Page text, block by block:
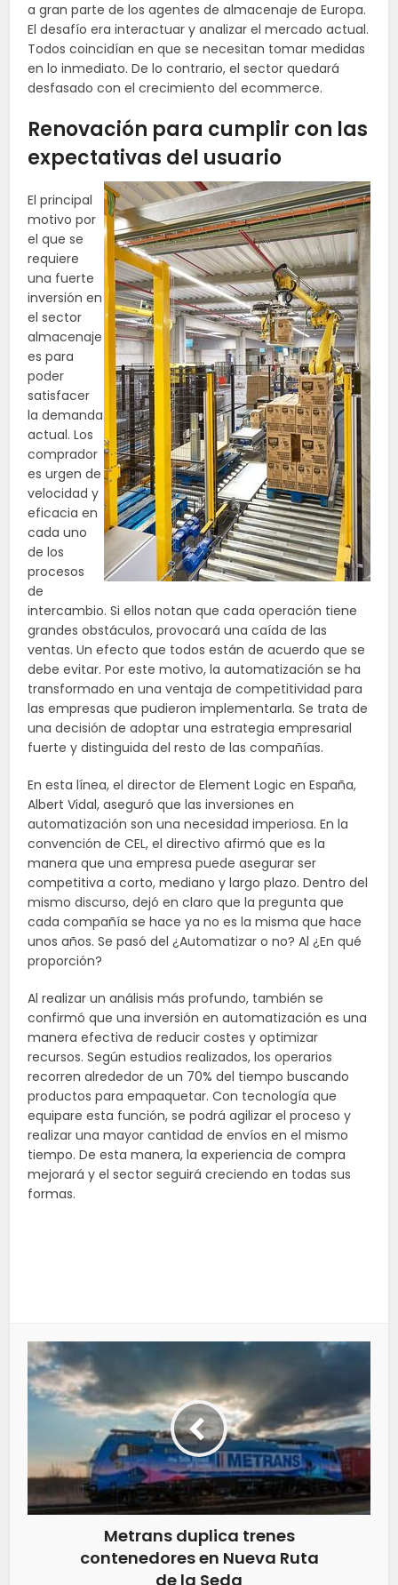
a gran parte de los agentes de almacenaje de Europa.
El desafío era interactuar y analizar el mercado actual.
Todos coincidían en que se necesitan tomar medidas
en lo inmediato. De lo contrario, el sector quedará
desfasado con el crecimiento delecommerce.
Renovación para cumplir con las
expectativas del usuario
Elprincipal
motivo por
el que se
requiere
una fuerte
inversión en
el sector
almacenaje
es para
poder
satisfacer
la demanda
actual. Los
comprador
es urgen de
velocidad y
eficacia en
cada uno
de los
procesos
de
intercambio. Si ellos notan que cada operación tiene
grandes obstáculos, provocará una caída de las
ventas. Un efecto que todos están de acuerdo que se
debe evitar. Por este motivo, la automatización se ha
transformado en una ventaja de competitividad para
las empresas que pudieron implementarla. Se trata de
una decisión de adoptar una estrategia empresarial
fuerte y distinguida del resto de las compañías.
En esta línea, el director deElement Logic en España,
Albert Vidal, aseguró que las inversiones en
automatización son una necesidad imperiosa. En la
convención de CEL, el directivo afirmó que es la
manera que una empresa puede asegurar ser
competitiva a corto, mediano y largo plazo. Dentro del
mismo discurso, dejó en claro que la pregunta que
cada compañía se hace ya no es la misma que hace
unos años. Se pasó del ¿Automatizar o no? Al ¿En qué
proporción?
Al realizar un análisis más profundo, también se
confirmó que una inversión en automatización es una
manera efectiva de reducir costes y optimizar
recursos. Según estudios realizados, los operarios
recorren alrededor de un 70% del tiempo buscando
productos para empaquetar. Con tecnología que
equipare esta función, se podrá agilizar el proceso y
realizar una mayor cantidad de envíos en el mismo
tiempo. De esta manera, la experiencia de compra
mejorará y el sector seguirá creciendo en todas sus
formas.
Metrans duplica trenes
contenedores en Nueva Ruta
de la Seda